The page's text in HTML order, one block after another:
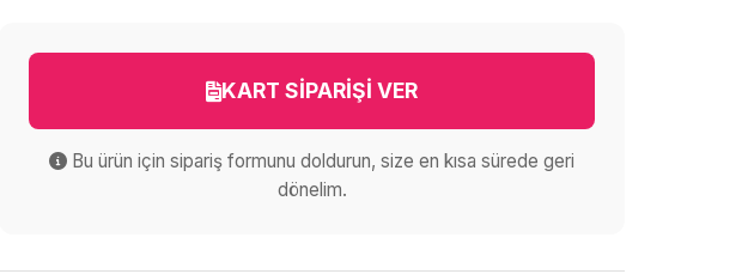
KART SİPARİŞİ VER
Bu ürün için sipariş formunu doldurun, size en kısa sürede geri
dönelim.